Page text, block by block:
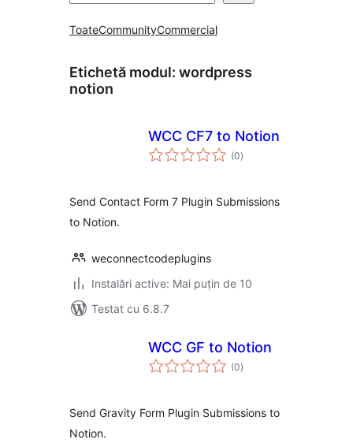
ToateCommunityCommercial
Etichetă modul: wordpress
notion
WCC CF7 to Notion
(0total
aprecieri
)
Send Contact Form 7 Plugin Submissions
to Notion.
weconnectcodeplugins
Instalări active: Mai puțin de 10
Testat cu 6.8.7
WCC GF to Notion
(0total
aprecieri
)
Send Gravity Form Plugin Submissions to
Notion.